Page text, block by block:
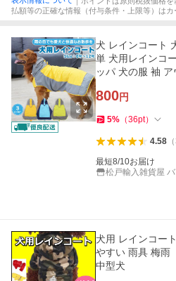
払額等の正確な情報（付与条件・上限等）は
犬 レインコート
単 犬用レインコ
ッパ 犬の服 袖 ア
800円
5% （36pt）
4.58（
最短8/10お届け
松戸輸入雑貨屋
犬用 レインコー
やすい 雨具 梅雨
中型犬